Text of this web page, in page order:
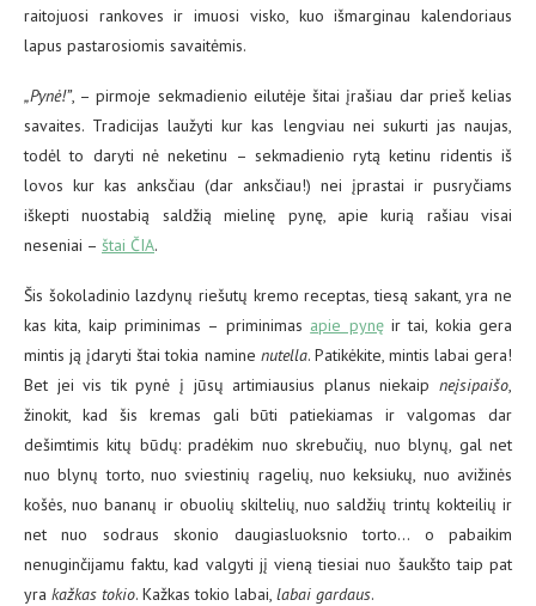
raitojuosi rankoves ir imuosi visko, kuo išmarginau kalendoriaus
lapus pastarosiomis savaitėmis.
„Pynė!”, – pirmoje sekmadienio eilutėje šitai įrašiau dar prieš kelias
savaites. Tradicijas laužyti kur kas lengviau nei sukurti jas naujas,
todėl to daryti nė neketinu – sekmadienio rytą ketinu ridentis iš
lovos kur kas anksčiau (dar anksčiau!) nei įprastai ir pusryčiams
iškepti nuostabią saldžią mielinę pynę, apie kurią rašiau visai
neseniai – štai ČIA.
Šis šokoladinio lazdynų riešutų kremo receptas, tiesą sakant, yra ne
kas kita, kaip priminimas – priminimas apie pynęir tai, kokia gera
mintis ją įdaryti štai tokia namine nutella. Patikėkite, mintis labai gera!
Bet jei vis tik pynė į jūsų artimiausius planus niekaip neįsipaišo,
žinokit, kad šis kremas gali būti patiekiamas ir valgomas dar
dešimtimis kitų būdų: pradėkim nuo skrebučių, nuo blynų, gal net
nuo blynų torto, nuo sviestinių ragelių, nuo keksiukų, nuo avižinės
košės, nuo bananų ir obuolių skiltelių, nuo saldžių trintų kokteilių ir
net nuo sodraus skonio daugiasluoksnio torto… o pabaikim
nenuginčijamu faktu, kad valgyti jį vieną tiesiai nuo šaukšto taip pat
yra kažkas tokio. Kažkas tokio labai, labai gardaus.